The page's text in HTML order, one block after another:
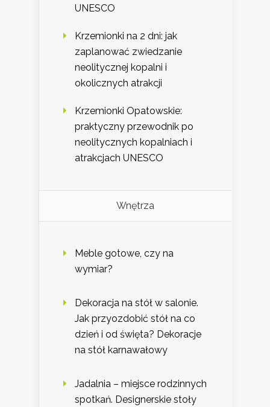
UNESCO
Krzemionki na 2 dni: jak
zaplanować zwiedzanie
neolitycznej kopalni i
okolicznych atrakcji
Krzemionki Opatowskie:
praktyczny przewodnik po
neolitycznych kopalniach i
atrakcjach UNESCO
Wnętrza
Meble gotowe, czy na
wymiar?
Dekoracja na stół w salonie.
Jak przyozdobić stół na co
dzień i od święta? Dekoracje
na stół karnawałowy
Jadalnia – miejsce rodzinnych
spotkań. Designerskie stoły